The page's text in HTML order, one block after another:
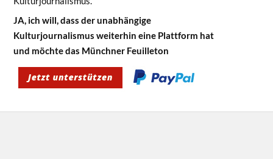
JA, ich will, dass der unabhängige
Kulturjournalismus weiterhin eine Plattform hat
und möchte das Münchner Feuilleton